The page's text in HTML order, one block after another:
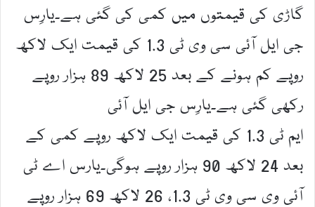
گاڑی کی قیمتوں میں کمی کی گئی ہے۔یارِس
جی ایل آئی سی وی ٹی 1.3 کی قیمت ایک لاکھ
روپے کم ہونے کے بعد 25 لاکھ 89 ہزار روپے
رکھی گئی ہے۔یارِس جی ایل آئی
ایم ٹی 1.3 کی قیمت ایک لاکھ روپے کمی کے
بعد 24 لاکھ 90 ہزار روپے ہوگی۔یارس اے ٹی
آئی وی سی وی ٹی 1.3، 26 لاکھ 69 ہزار روپے